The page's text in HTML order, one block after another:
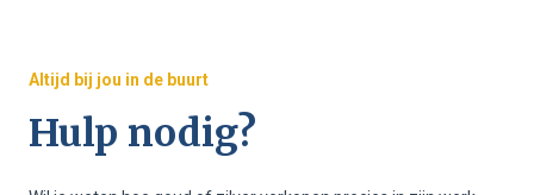
Altijd bij jou in de buurt
Hulp nodig?